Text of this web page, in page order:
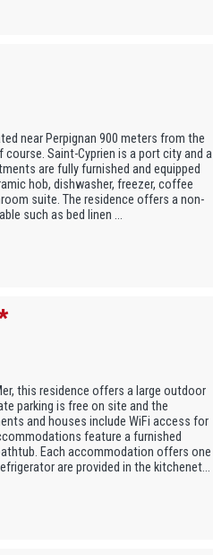
near Perpignan 900 meters from the
Saint-Cyprien is a port city and a
are fully furnished and equipped
hob, dishwasher, freezer, coffee
suite. The residence offers a non-
such as bed linen ...
this residence offers a large outdoor
parking is free on site and the
and houses include WiFi access for
feature a furnished
Each accommodation offers one
are provided in the kitchenet...